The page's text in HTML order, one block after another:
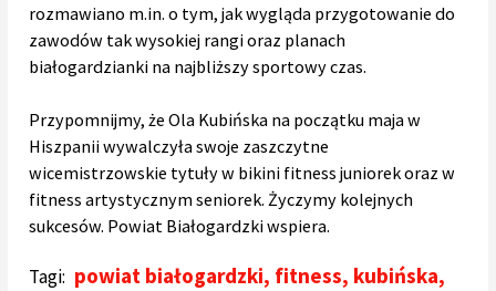
rozmawiano m.in. o tym, jak wygląda przygotowanie do
zawodów tak wysokiej rangi oraz planach
białogardzianki na najbliższy sportowy czas.
Przypomnijmy, że Ola Kubińska na początku maja w
Hiszpanii wywalczyła swoje zaszczytne
wicemistrzowskie tytuły w bikini fitness juniorek oraz w
fitness artystycznym seniorek. Życzymy kolejnych
sukcesów. Powiat Białogardzki wspiera.
Tagi: powiat białogardzki, fitness, kubińska,